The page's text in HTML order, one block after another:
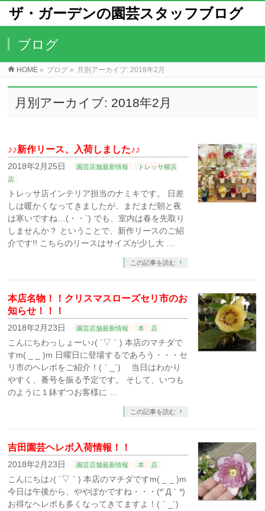
ザ・ガーデンの園芸スタッフブログ
ブログ
HOME » ブログ » 月別アーカイブ: 2018年2月
月別アーカイブ: 2018年2月
♪♪新作リース、入荷しました♪♪
2018年2月25日 園芸店舗最新情報
トレッサ横浜
店
トレッサ店インテリア担当のナミキです。 日差
しは暖かくなってきましたが、まだまだ朝と夜
は寒いですね…(・・`) でも、室内は春を先取り
しませんか？ ということで、新作リースのご紹
介です!! こちらのリースはサイズが少し大 …
この記事を読む
本店名物！！クリスマスローズセリ市のお
知らせ！！！
2018年2月23日 園芸店舗最新情報 本 店
こんにちわっしょーい♪( ´▽｀) 本店のマチダで
すm( _ _ )m 日曜日に登場するであろう・・・セ
リ市のヘレボをご紹介！(｀_´)ゞ 当日はわかり
やすく、番号を振る予定です。 そして、いつも
のように１鉢ずつお客様に …
この記事を読む
吉田園芸ヘレボ入荷情報！！
2018年2月23日 園芸店舗最新情報 本 店
こんにちは♪( ´▽｀) 本店のマチダですm( _ _ )m
今日は午後から、ややぽかですね・・・(*´Д｀*)
お得なヘレボも多くなってきてますよ！(｀_´)ゞ